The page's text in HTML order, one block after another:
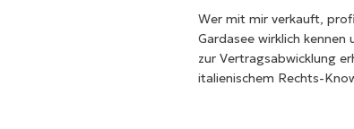
Wer mit mir verkauft,
Gardasee wirklich
zur Vertragsabwicklung
italienischem Rechts-